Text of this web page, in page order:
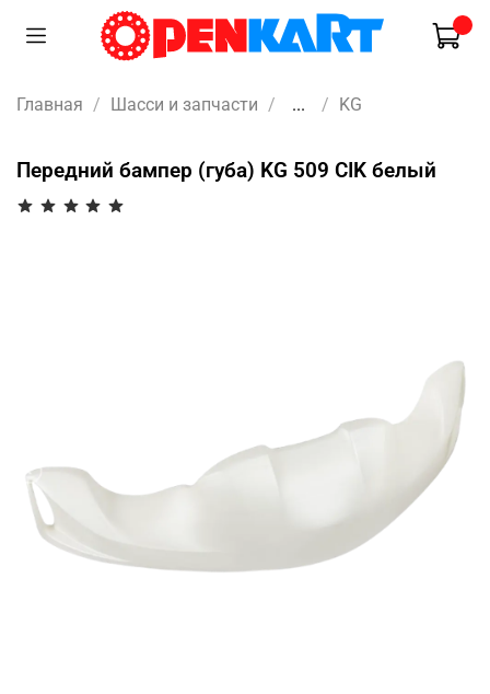
Главная Шасси и запчасти ... KG
Передний бампер (губа) KG 509 CIK белый